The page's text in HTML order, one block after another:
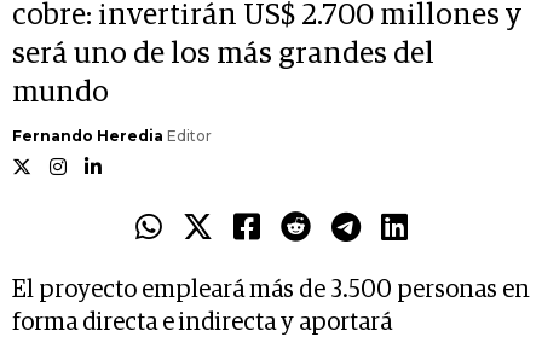
cobre: invertirán US$ 2.700 millones y
será uno de los más grandes del
mundo
Fernando Heredia Editor
El proyecto empleará más de 3.500 personas en
forma directa e indirecta y aportará